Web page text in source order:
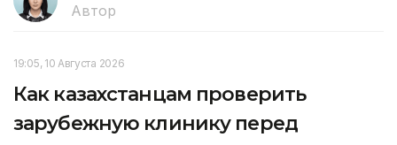
Автор
19:05, 10 Августа 2026
Как казахстанцам проверить
зарубежную клинику перед